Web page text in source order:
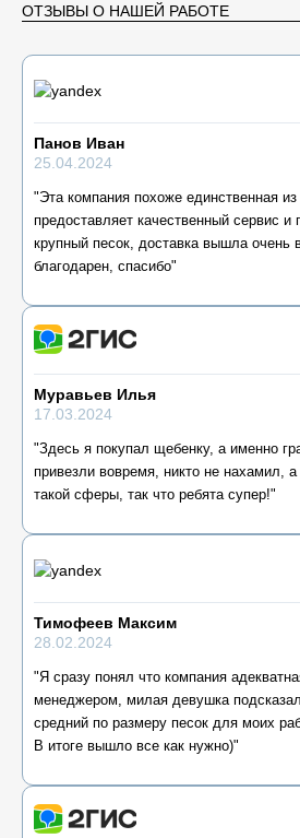
ОТЗЫВЫ О НАШЕЙ РАБОТЕ
Панов Иван
25.04.2024
"Эта компания похоже единственная из
предоставляет качественный сервис и
крупный песок, доставка вышла очень
благодарен, спасибо"
Муравьев Илья
17.03.2024
"Здесь я покупал щебенку, а именно
привезли вовремя, никто не нахамил,
такой сферы, так что ребята супер!"
Тимофеев Максим
28.02.2024
"Я сразу понял что компания
менеджером, милая девушка
средний по размеру песок для моих
В итоге вышло все как нужно)"